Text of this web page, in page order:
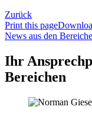
Zurück
Print this page
News aus den
Ihr
Bereichen